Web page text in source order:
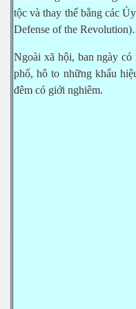
tộc và thay thếbằng cácỦ
Defense of the
Ngoài xã hội, ban ngày có
phố, hô to những khẩu hiệ
đêm có giới nghiêm.